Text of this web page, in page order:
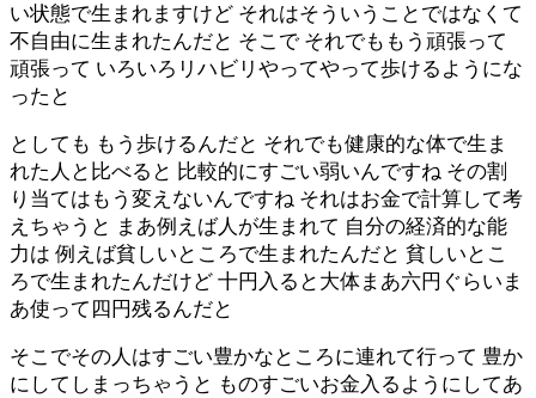
い状態で生まれますけど それはそういうことではなくて
不自由に生まれたんだと そこで それでももう頑張って
頑張って いろいろリハビリやってやって歩けるようにな
ったと
としても もう歩けるんだと それでも健康的な体で生ま
れた人と比べると 比較的にすごい弱いんですね その割
り当てはもう変えないんですね それはお金で計算して考
えちゃうと まあ例えば人が生まれて 自分の経済的な能
力は 例えば貧しいところで生まれたんだと 貧しいとこ
ろで生まれたんだけど 十円入ると大体まあ六円ぐらいま
あ使って四円残るんだと
そこでその人はすごい豊かなところに連れて行って 豊か
にしてしまっちゃうと ものすごいお金入るようにしてあ